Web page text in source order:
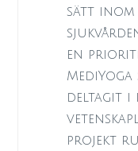
sätt
en
deltagit i
projekt